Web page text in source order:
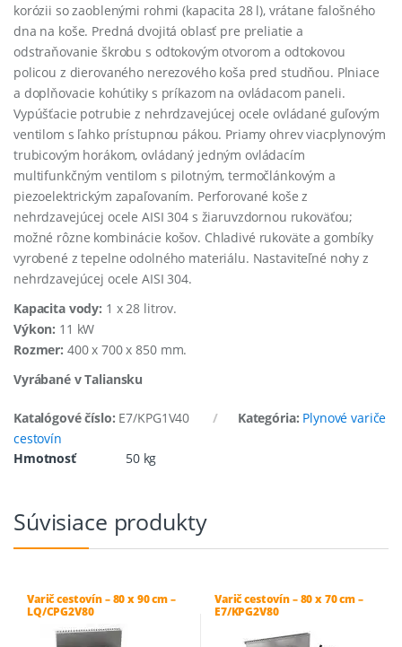
korózii so zaoblenými rohmi (kapacita 28 l), vrátane falošného
dna na koše. Predná dvojitá oblasť pre preliatie a
odstraňovanie škrobu s odtokovým otvorom a odtokovou
policou z dierovaného nerezového koša pred studňou. Plniace
a doplňovacie kohútiky s príkazom na ovládacom paneli.
Vypúšťacie potrubie z nehrdzavejúcej ocele ovládané guľovým
ventilom s ľahko prístupnou pákou. Priamy ohrev viacplynovým
trubicovým horákom, ovládaný jedným ovládacím
multifunkčným ventilom s pilotným, termočlánkovým a
piezoelektrickým zapaľovaním. Perforované koše z
nehrdzavejúcej ocele AISI 304 s žiaruvzdornou rukoväťou;
možné rôzne kombinácie košov. Chladivé rukoväte a gombíky
vyrobené z tepelne odolného materiálu. Nastaviteľné nohy z
nehrdzavejúcej ocele AISI 304.
Kapacita vody: 1 x 28 litrov.
Výkon: 11 kW
Rozmer: 400 x 700 x 850 mm.
Vyrábané v Taliansku
Katalógové číslo: E7/KPG1V40 Kategória: Plynové variče
cestovín
Hmotnosť
50 kg
Súvisiace produkty
Varič cestovín – 80 x 90 cm –
LQ/CPG2V80
Varič cestovín – 80 x 70 cm –
E7/KPG2V80